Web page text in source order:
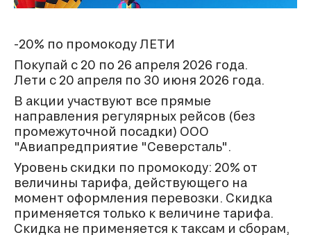
-20% по промокоду ЛЕТИ
Покупай с 20 по 26 апреля 2026 года.
Лети с 20 апреля по 30 июня 2026 года.
В акции участвуют все прямые
направления регулярных рейсов (без
промежуточной посадки) ООО
"Авиапредприятие "Северсталь".
Уровень скидки по промокоду: 20% от
величины тарифа, действующего на
момент оформления перевозки. Скидка
применяется только к величине тарифа.
Скидка не применяется к таксам и сборам,